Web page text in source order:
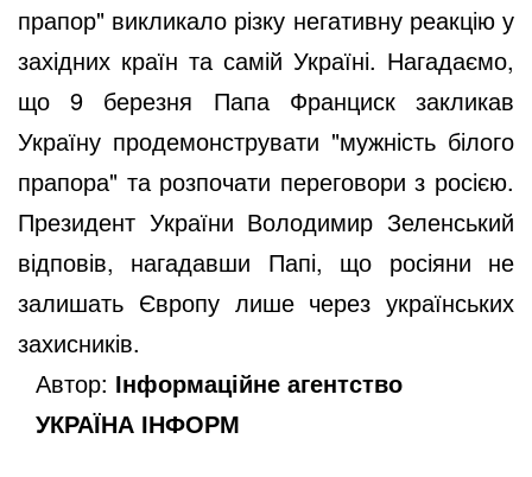
прапор" викликало різку негативну реакцію у
західних країн та самій Україні. Нагадаємо,
що 9 березня Папа Франциск закликав
Україну продемонструвати "мужність білого
прапора" та розпочати переговори з росією.
Президент України Володимир Зеленський
відповів, нагадавши Папі, що росіяни не
залишать Європу лише через українських
захисників.
Автор: Інформаційне агентство
УКРАЇНА ІНФОРМ